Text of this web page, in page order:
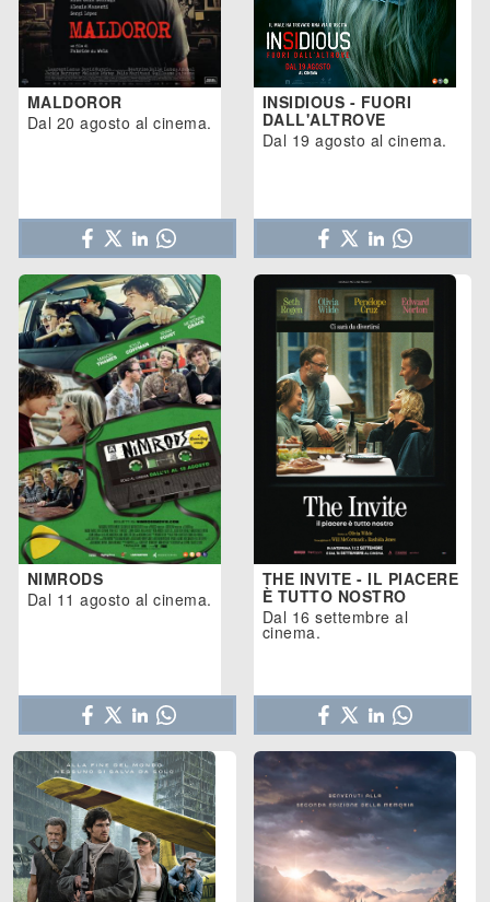
MALDOROR
Dal 20 agosto al cinema.
INSIDIOUS - FUORI
DALL'ALTROVE
Dal 19 agosto al cinema.
NIMRODS
Dal 11 agosto al cinema.
THE INVITE - IL PIACERE
È TUTTO NOSTRO
Dal 16 settembre al
cinema.